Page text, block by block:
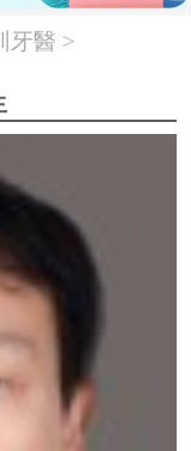
牙醫 >